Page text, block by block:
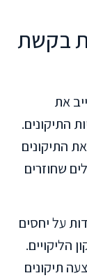
בקשת
את
בגין עלויות התיקונים.
התיקונים
שחוזרים
על יחסים
הליקויים.
תיקונים